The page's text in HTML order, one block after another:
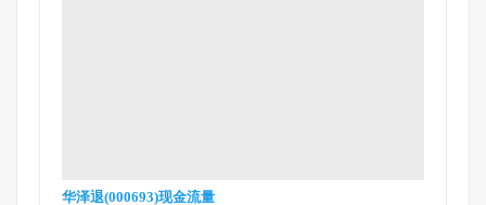
华泽退(000693)现金流量